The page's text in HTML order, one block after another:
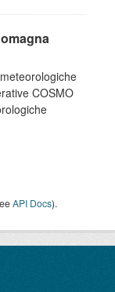
COSMO
API Docs).